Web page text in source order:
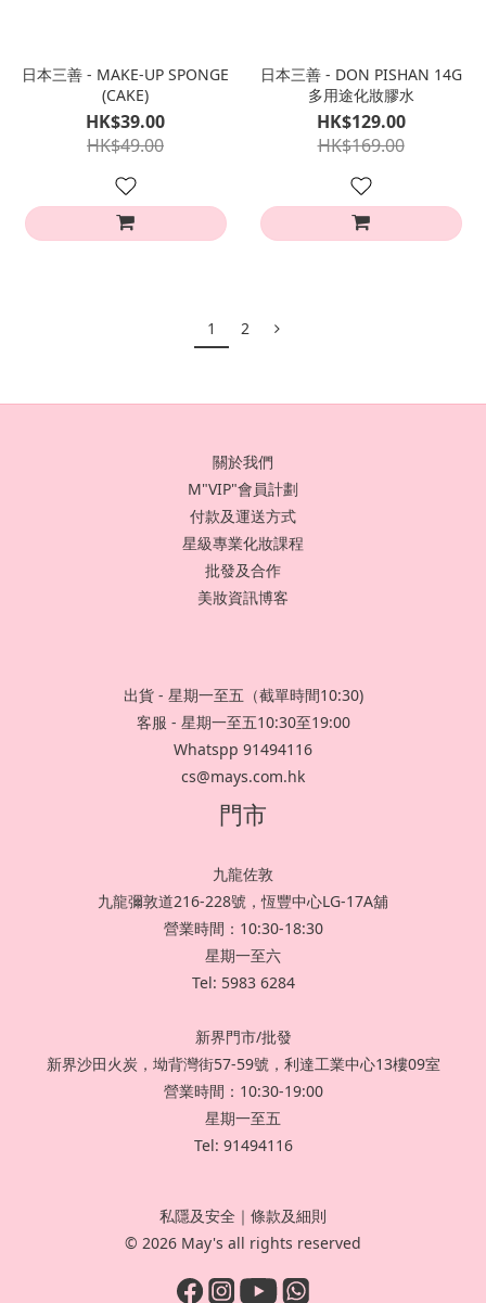
日本三善 - MAKE-UP SPONGE
(CAKE)
HK$39.00
HK$49.00
日本三善 - DON PISHAN 14G
多用途化妝膠水
HK$129.00
HK$169.00
1 2
關於我們
M"VIP"會員計劃
付款及運送方式
星級專業化妝課程
批發及合作
美妝資訊博客
出貨 - 星期一至五（截單時間10:30)
客服 - 星期一至五10:30至19:00
Whatspp 91494116
cs@mays.com.hk
門市
九龍佐敦
九龍彌敦道216-228號，恆豐中心LG-17A舖
營業時間：10:30-18:30
星期一至六
Tel: 5983 6284
新界門市/批發
新界沙田火炭，坳背灣街57-59號，利達工業中心13樓09室
營業時間：10:30-19:00
星期一至五
Tel: 91494116
私隱及安全 ｜ 條款及細則
© 2026 May's all rights reserved